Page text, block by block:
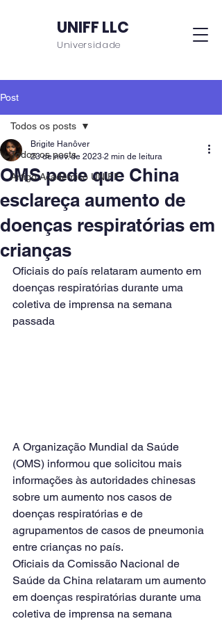
UNIFF LLC
Universidade
Post
Todos os posts
Artigo Acadêmico UNIFF
Todos os posts
OMS pede que China
esclareça aumento de
doenças respiratórias em
crianças
Brigite Hanôver
23 de nov. de 2023 2 min de leitura
Oficiais do país relataram aumento em
doenças respiratórias durante uma
coletiva de imprensa na semana
passada
A Organização Mundial da Saúde
(OMS) informou que solicitou mais
informações às autoridades chinesas
sobre um aumento nos casos de
doenças respiratórias e de
agrupamentos de casos de pneumonia
entre crianças no país.
Oficiais da Comissão Nacional de
Saúde da China relataram um aumento
em doenças respiratórias durante uma
coletiva de imprensa na semana